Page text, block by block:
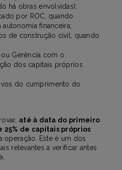
há obras envolvidas);
por ROC, quando
financeira;
de construção civil, quando
Gerência com o
dos capitais próprios
do cumprimento do
até à data do primeiro
de capitais próprios
operação. Este é um dos
relevantes a verificar antes